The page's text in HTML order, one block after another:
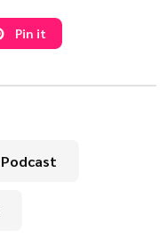
Pin it
Podcast